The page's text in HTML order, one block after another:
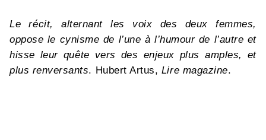
Le récit, alternant les voix des deux femmes,
oppose le cynisme de l’une à l’humour de l’autre et
hisse leur quête vers des enjeux plus amples, et
plus renversants. Hubert Artus, Lire magazine.